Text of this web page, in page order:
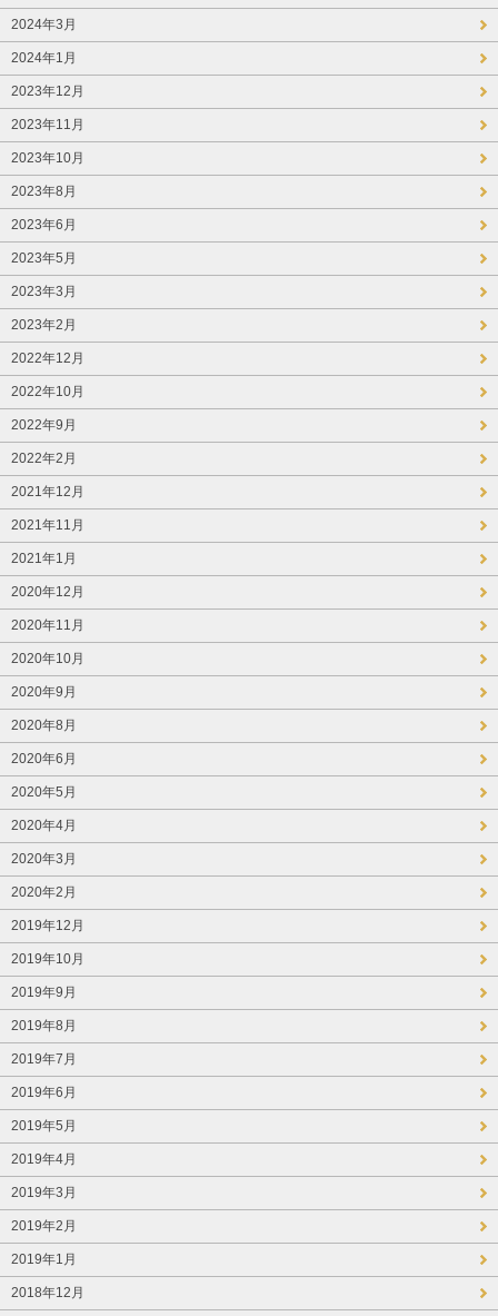
2024年3月
2024年1月
2023年12月
2023年11月
2023年10月
2023年8月
2023年6月
2023年5月
2023年3月
2023年2月
2022年12月
2022年10月
2022年9月
2022年2月
2021年12月
2021年11月
2021年1月
2020年12月
2020年11月
2020年10月
2020年9月
2020年8月
2020年6月
2020年5月
2020年4月
2020年3月
2020年2月
2019年12月
2019年10月
2019年9月
2019年8月
2019年7月
2019年6月
2019年5月
2019年4月
2019年3月
2019年2月
2019年1月
2018年12月